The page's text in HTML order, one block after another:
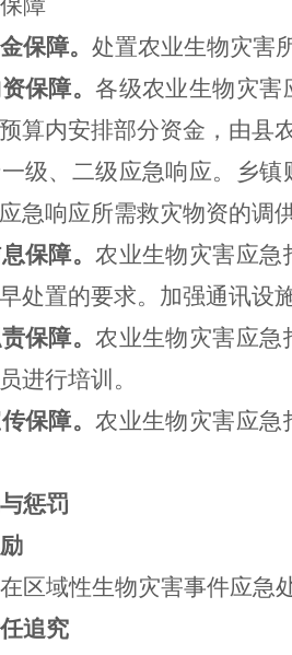
障
保障。 处置农业生物灾害
保障。各级农业生物灾害
算内安排部分资金，由县
级、二级应急响应。乡
急响应所需救灾物资的调
保障。农业生物灾害应急
处置的要求。加强通讯设
保障。农业生物灾害应急
进行培训。
保障。农业生物灾害应急
惩罚
区域性生物灾害事件应急
追究